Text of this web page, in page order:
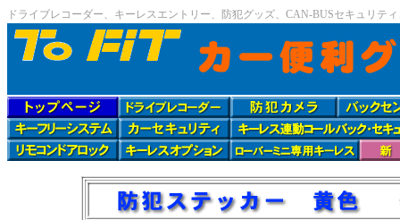
ドライブレコーダー、キーレスエントリー、防犯グッズ、CAN-BUSセキュリ